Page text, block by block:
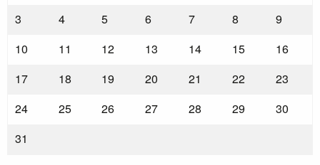
3
4 5 6 7 8
9
10
11 12 13 14 15
16
17
18 19 20 21 22
23
24
25 26 27 28 29
30
31